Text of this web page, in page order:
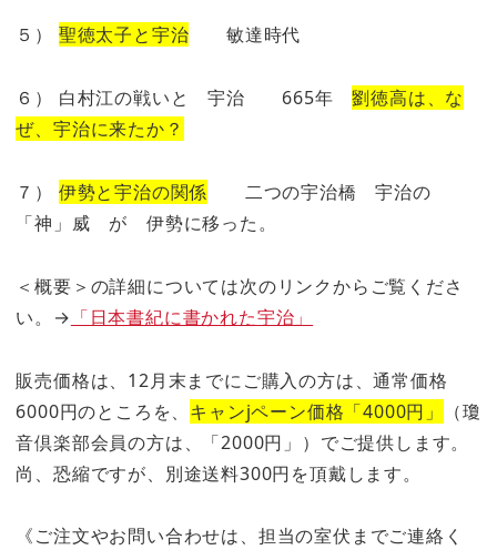
５） 聖徳太子と宇治 敏達時代
６） 白村江の戦いと 宇治 665年劉徳高は、な
ぜ、宇治に来たか？
７） 伊勢と宇治の関係 二つの宇治橋 宇治の
「神」威 が 伊勢に移った。
＜概要＞の詳細については次のリンクからご覧くださ
い。→ 「日本書紀に書かれた宇治」
販売価格は、12月末までにご購入の方は、通常価格
6000円のところを、 キャンjペーン価格「4000円」
（瓊
音倶楽部会員の方は、「2000円」）でご提供します。
尚、恐縮ですが、別途送料300円を頂戴します。
《ご注文やお問い合わせは、担当の室伏までご連絡く